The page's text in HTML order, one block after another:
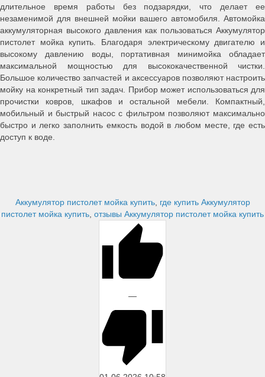
длительное время работы без подзарядки, что делает ее
незаменимой для внешней мойки вашего автомобиля. Автомойка
аккумуляторная высокого давления как пользоваться Аккумулятор
пистолет мойка купить. Благодаря электрическому двигателю и
высокому давлению воды, портативная минимойка обладает
максимальной мощностью для высококачественной чистки.
Большое количество запчастей и аксессуаров позволяют настроить
мойку на конкретный тип задач. Прибор может использоваться для
прочистки ковров, шкафов и остальной мебели. Компактный,
мобильный и быстрый насос с фильтром позволяют максимально
быстро и легко заполнить емкость водой в любом месте, где есть
доступ к воде.
Аккумулятор пистолет мойка купить, где купить Аккумулятор
пистолет мойка купить отзывы Аккумулятор пистолет мойка купить
—